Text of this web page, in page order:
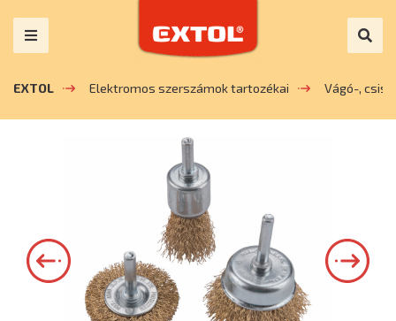
EXTOL Elektromos szerszámok tartozékai Vágó-,